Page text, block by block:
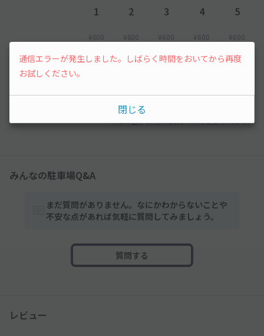
1
¥600
2
¥600
3
¥600
4
¥600
5
¥600
6 7 8
以降の空き状況は毎日24:00に更新されます。
みんなの駐車場Q&A
まだ質問がありません。なにかわからないことや
不安な点があれば気軽に質問してみましょう。
質問する
レビュー
通信エラーが発生しました。しばらく時間をおいてから再度
お試しください。
閉じる